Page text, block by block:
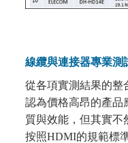
線纜與連接器專業測
從各項實測結果的整
認為價格高昂的產品
質與效能，但其實不
按照HDMI的規範標